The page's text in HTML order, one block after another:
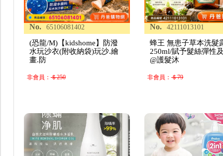
No. 65106081402
(恐龍/M)【kidshome】防潑
水玩沙衣(附收納袋)玩沙.繪
畫.防
非會員：＄250
No. 42111013101
蜂王 無患子草本洗髮
250ml/賦予髮絲彈性
@護髮沐
非會員：＄79